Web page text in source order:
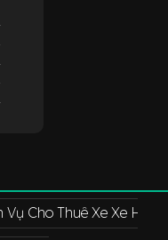
Vụ Cho Thuê Xe Xe Hơi